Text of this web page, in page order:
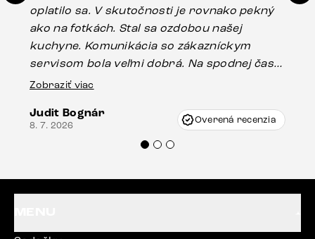
oplatilo sa. V skutočnosti je rovnako pekný
ako na fotkách. Stal sa ozdobou našej
kuchyne. Komunikácia so zákazníckym
servisom bola veľmi dobrá. Na spodnej časti
stola bolo malé poškodenie, pravdepodobne
Vincze pri riešení mojej záležitosti pristúpili
veľmi korektne. Odporúčam produkty Delife
Zobraziť viac
Judit Bognár
8. 7. 2026 Overená recenzia